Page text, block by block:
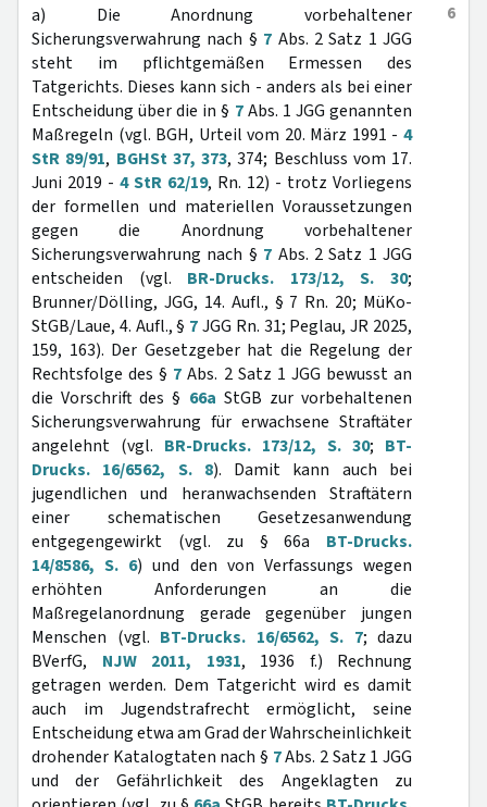
6
a) Die Anordnung vorbehaltener
Sicherungsverwahrung nach § 7 Abs. 2 Satz 1 JGG
steht im pflichtgemäßen Ermessen des
Tatgerichts. Dieses kann sich - anders als bei einer
Entscheidung über die in § 7Abs. 1 JGG genannten
Maßregeln (vgl. BGH, Urteil vom 20. März 1991 - 4
StR 89/91, BGHSt 37, 373, 374; Beschluss vom 17.
Juni 2019 - 4 StR 62/19, Rn. 12) - trotz Vorliegens
der formellen und materiellen Voraussetzungen
gegen die Anordnung vorbehaltener
Sicherungsverwahrung nach § 7 Abs. 2 Satz 1 JGG
entscheiden (vgl. BR-Drucks. 173/12, S. 30;
Brunner/Dölling, JGG, 14. Aufl., § 7 Rn. 20; MüKo-
StGB/Laue, 4. Aufl., § 7JGG Rn. 31; Peglau, JR 2025,
159, 163). Der Gesetzgeber hat die Regelung der
Rechtsfolge des § 7 Abs. 2 Satz 1 JGG bewusst an
die Vorschrift des § 66a StGB zur vorbehaltenen
Sicherungsverwahrung für erwachsene Straftäter
angelehnt (vgl. BR-Drucks. 173/12, S. 30; BT-
Drucks. 16/6562, S. 8). Damit kann auch bei
jugendlichen und heranwachsenden Straftätern
einer schematischen Gesetzesanwendung
entgegengewirkt (vgl. zu § 66a BT-Drucks.
14/8586, S. 6) und den von Verfassungs wegen
erhöhten Anforderungen an die
Maßregelanordnung gerade gegenüber jungen
Menschen (vgl. BT-Drucks. 16/6562, S. 7; dazu
BVerfG, NJW 2011, 1931, 1936 f.) Rechnung
getragen werden. Dem Tatgericht wird es damit
auch im Jugendstrafrecht ermöglicht, seine
Entscheidung etwa am Grad der Wahrscheinlichkeit
drohender Katalogtaten nach § 7Abs. 2 Satz 1 JGG
und der Gefährlichkeit des Angeklagten zu